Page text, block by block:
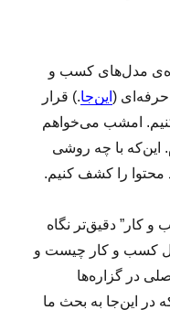
مدل‌های کسب و
حرفه‌ای ( این‌جا.) قرار
امشب می‌خواهم
این‌که با چه روشی
محتوا را کشف کنیم.
و کار” دقیق‌تر نگاه
کسب و کار چیست و
در گزاره‌ها
در این‌جا به بحث ما